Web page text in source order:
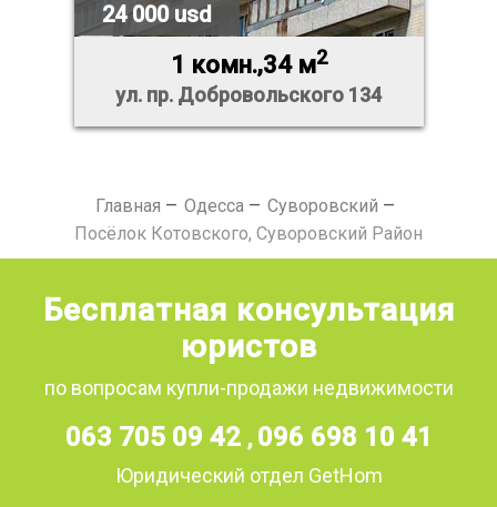
24 000 usd
1 комн.,34 м2
ул. пр. Добровольского 134
Главная Одесса
Суворовский
Посёлок Котовского, Суворовский Район
Бесплатная консультация
юристов
по вопросам купли-продажи недвижимости
063 705 09 42 , 096 698 10 41
Юридический отдел GetHom